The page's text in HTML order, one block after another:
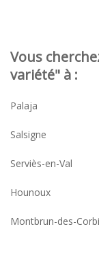
Vous
variété" à :
Palaja
Salsigne
Serviès-en-Val
Hounoux
Montbrun-des-